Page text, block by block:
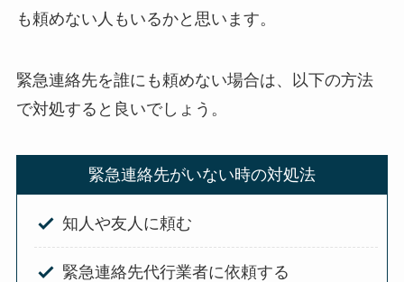
も頼めない人もいるかと思います。
緊急連絡先を誰にも頼めない場合は、以下の方法
で対処すると良いでしょう。
緊急連絡先がいない時の対処法
知人や友人に頼む
緊急連絡先代行業者に依頼する